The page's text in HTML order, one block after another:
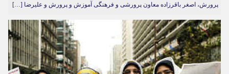
پرورش، اصغر باقرزاده معاون پرورشی و فرهنگی آموزش و پرورش و علیرضا […]